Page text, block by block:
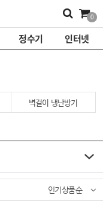
0
정수기 인터넷
벽걸이 냉난방기
인기상품순